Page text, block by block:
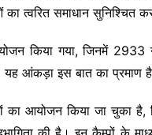
त्वरित समाधान सुनिश्चित
किया गया, जिनमें 2933
आंकड़ा इस बात का प्रमाण है
आयोजन किया जा चुका है,